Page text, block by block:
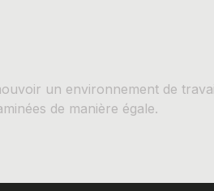
un environnement de
de manière égale.